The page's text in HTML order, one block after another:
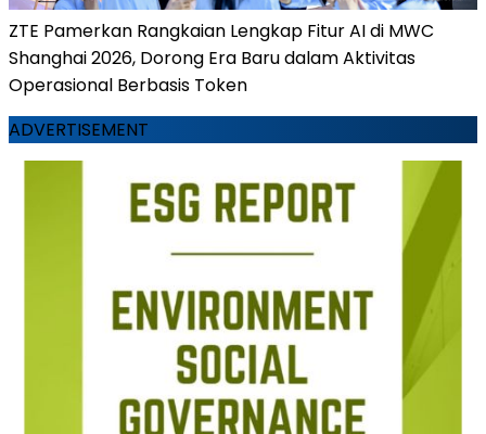
ZTE Pamerkan Rangkaian Lengkap Fitur AI di MWC
Shanghai 2026, Dorong Era Baru dalam Aktivitas
Operasional Berbasis Token
ADVERTISEMENT